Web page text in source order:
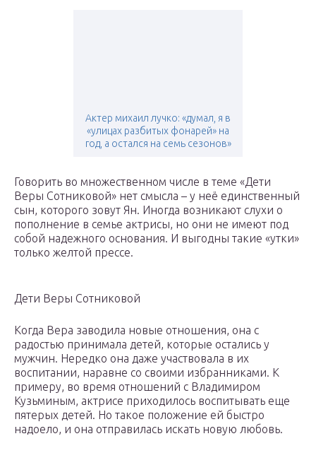
Актер михаил лучко: «думал, я в
«улицах разбитых фонарей» на
год, а остался на семь сезонов»
Говорить во множественном числе в теме «Дети
Веры Сотниковой» нет смысла – у неё единственный
сын, которого зовут Ян. Иногда возникают слухи о
пополнение в семье актрисы, но они не имеют под
собой надежного основания. И выгодны такие «утки»
только желтой прессе.
Дети Веры Сотниковой
Когда Вера заводила новые отношения, она с
радостью принимала детей, которые остались у
мужчин. Нередко она даже участвовала в их
воспитании, наравне со своими избранниками. К
примеру, во время отношений с Владимиром
Кузьминым, актрисе приходилось воспитывать еще
пятерых детей. Но такое положение ей быстро
надоело, и она отправилась искать новую любовь.